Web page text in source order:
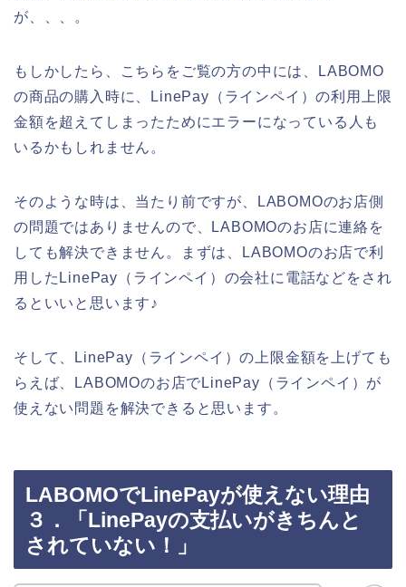
が、、、。
もしかしたら、こちらをご覧の方の中には、LABOMO
の商品の購入時に、LinePay（ラインペイ）の利用上限
金額を超えてしまったためにエラーになっている人も
いるかもしれません。
そのような時は、当たり前ですが、LABOMOのお店側
の問題ではありませんので、LABOMOのお店に連絡を
しても解決できません。まずは、LABOMOのお店で利
用したLinePay（ラインペイ）の会社に電話などをされ
るといいと思います♪
そして、LinePay（ラインペイ）の上限金額を上げても
らえば、LABOMOのお店でLinePay（ラインペイ）が
使えない問題を解決できると思います。
LABOMOでLinePayが使えない理由
３．「LinePayの支払いがきちんと
されていない！」